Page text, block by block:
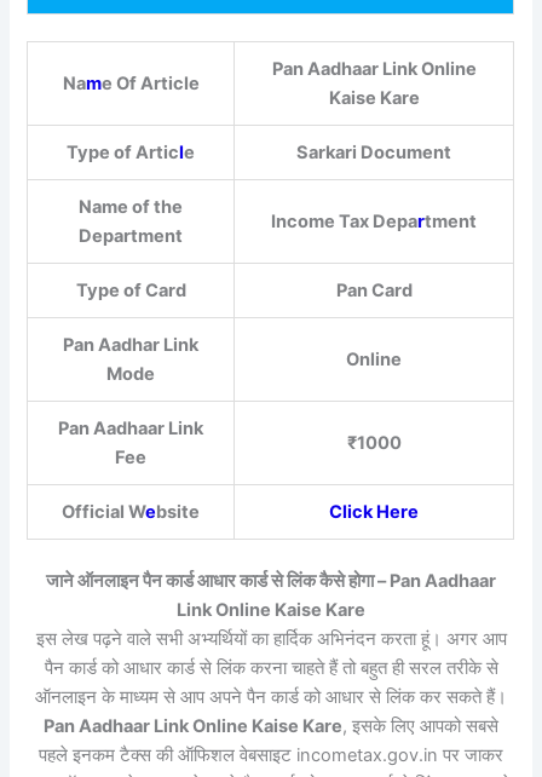
Name Of Article
Pan Aadhaar Link Online
Kaise Kare
Type of Article Sarkari Document
Name of the
Department
Income Tax Department
Type of Card Pan Card
Pan Aadhar Link
Mode
Online
Pan Aadhaar Link
Fee
₹1000
Official Website Click Here
जाने ऑनलाइन पैन कार्ड आधार कार्ड से लिंक कैसे होगा – Pan Aadhaar
Link Online Kaise Kare
इस लेख पढ़ने वाले सभी अभ्यर्थियों का हार्दिक अभिनंदन करता हूं। अगर आप
पैन कार्ड को आधार कार्ड से लिंक करना चाहते हैं तो बहुत ही सरल तरीके से
ऑनलाइन के माध्यम से आप अपने पैन कार्ड को आधार से लिंक कर सकते हैं।
Pan Aadhaar Link Online Kaise Kare, इसके लिए आपको सबसे
पहले इनकम टैक्स की ऑफिशल वेबसाइट incometax.gov.in पर जाकर